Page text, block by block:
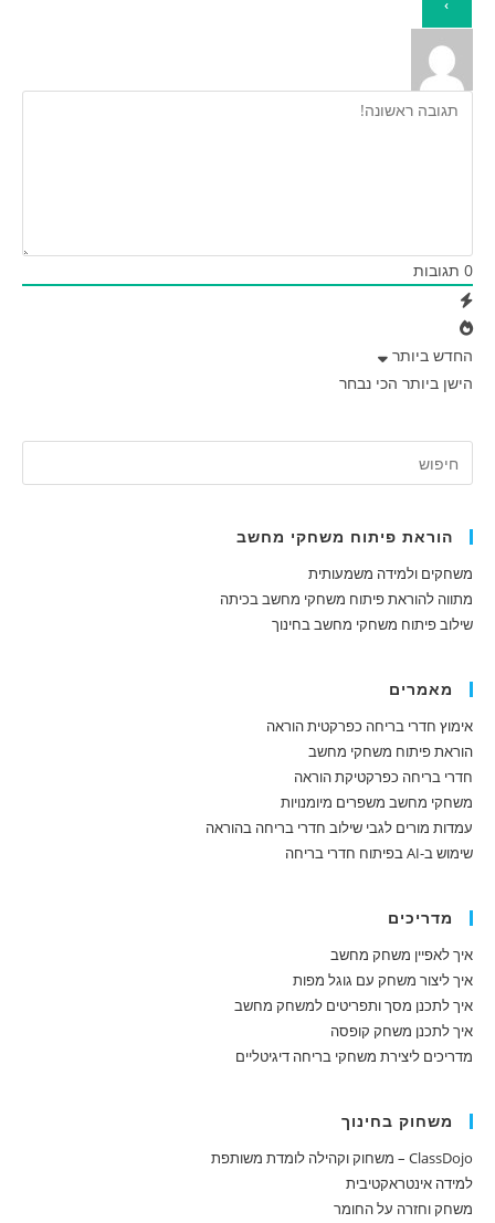
0 תגובות
החדש ביותר
הישן ביותר הכי נבחר
הוראת פיתוח משחקי מחשב
משחקים ולמידה משמעותית
מתווה להוראת פיתוח משחקי מחשב בכיתה
שילוב פיתוח משחקי מחשב בחינוך
מאמרים
אימוץ חדרי בריחה כפרקטית הוראה
הוראת פיתוח משחקי מחשב
חדרי בריחה כפרקטיקת הוראה
משחקי מחשב משפרים מיומנויות
עמדות מורים לגבי שילוב חדרי בריחה בהוראה
שימוש ב-AI בפיתוח חדרי בריחה
מדריכים
איך לאפיין משחק מחשב
איך ליצור משחק עם גוגל מפות
איך לתכנן מסך ותפריטים למשחק מחשב
איך לתכנן משחק קופסה
מדריכים ליצירת משחקי בריחה דיגיטליים
משחוק בחינוך
ClassDojo – משחוק וקהילה לומדת משותפת
למידה אינטראקטיבית
משחק וחזרה על החומר